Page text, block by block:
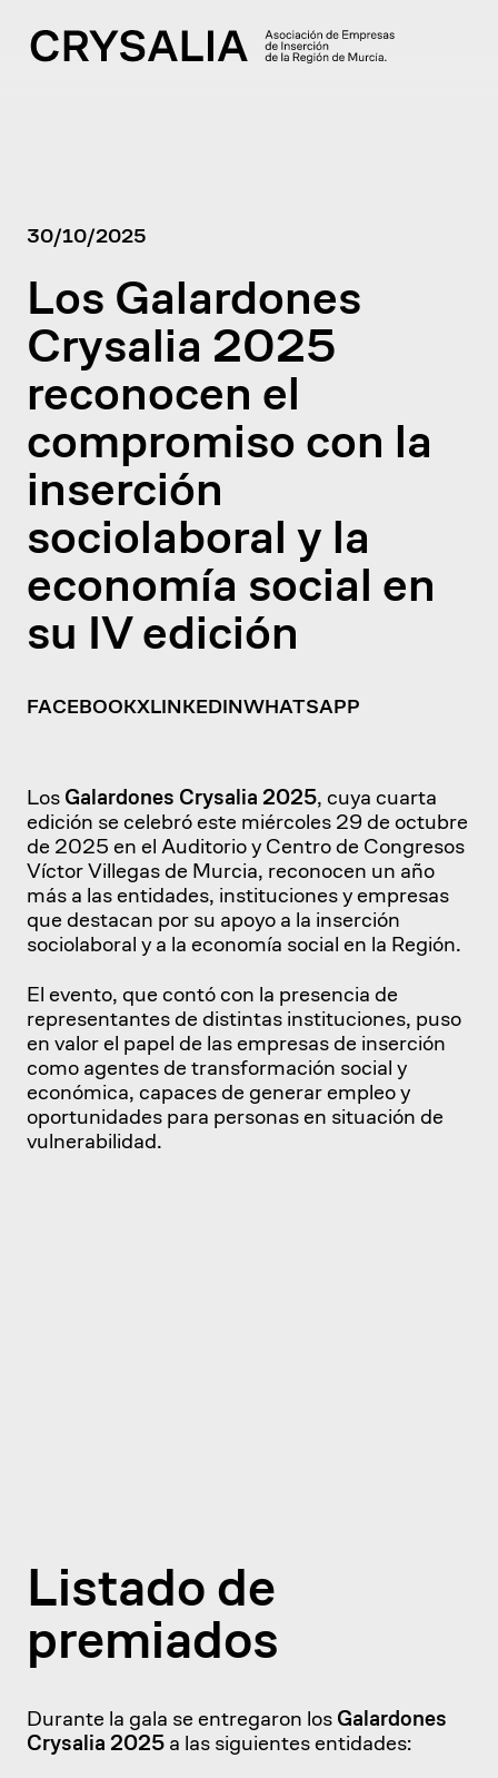
30/10/2025
Los Galardones
Crysalia 2025
reconocen el
compromiso con la
inserción
sociolaboral y la
economía social en
su IV edición
FACEBOOKXLINKEDINWHATSAPP
Los Galardones Crysalia 2025, cuya cuarta
edición se celebró este miércoles 29 de octubre
de 2025 en el Auditorio y Centro de Congresos
Víctor Villegas de Murcia, reconocen un año
más a las entidades, instituciones y empresas
que destacan por su apoyo a la inserción
sociolaboral y a la economía social en la Región.
El evento, que contó con la presencia de
representantes de distintas instituciones, puso
en valor el papel de las empresas de inserción
como agentes de transformación social y
económica, capaces de generar empleo y
oportunidades para personas en situación de
vulnerabilidad.
Listado de
premiados
Durante la gala se entregaron los Galardones
Crysalia 2025a las siguientes entidades: